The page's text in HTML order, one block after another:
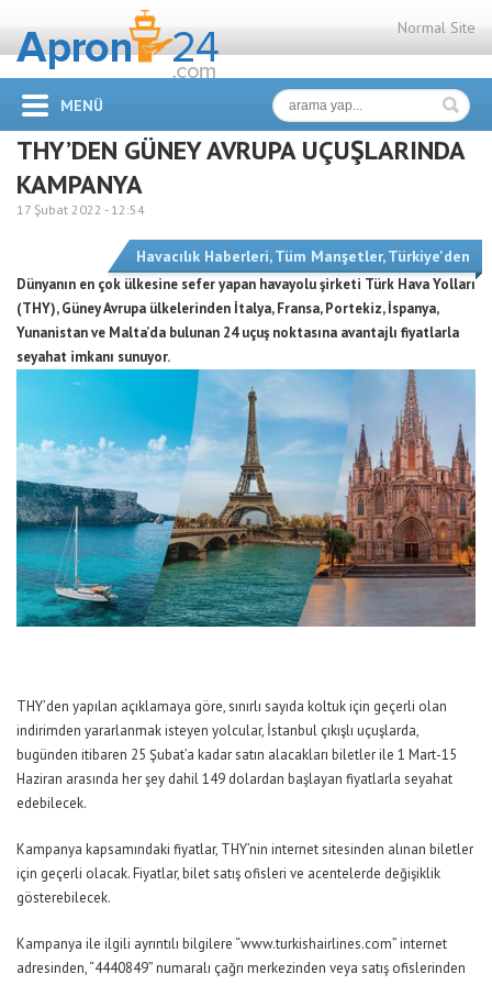
Normal Site
MENÜ
THY’DEN GÜNEY AVRUPA UÇUŞLARINDA
KAMPANYA
17 Şubat 2022 - 12:54
Havacılık Haberleri,Tüm Manşetler,Türkiye'den
Dünyanın en çok ülkesine sefer yapan havayolu şirketi Türk Hava Yolları
(THY), Güney Avrupa ülkelerinden İtalya, Fransa, Portekiz, İspanya,
Yunanistan ve Malta’da bulunan 24 uçuş noktasına avantajlı fiyatlarla
seyahat imkanı sunuyor.
THY’den yapılan açıklamaya göre, sınırlı sayıda koltuk için geçerli olan
indirimden yararlanmak isteyen yolcular, İstanbul çıkışlı uçuşlarda,
bugünden itibaren 25 Şubat’a kadar satın alacakları biletler ile 1 Mart-15
Haziran arasında her şey dahil 149 dolardan başlayan fiyatlarla seyahat
edebilecek.
Kampanya kapsamındaki fiyatlar, THY’nin internet sitesinden alınan biletler
için geçerli olacak. Fiyatlar, bilet satış ofisleri ve acentelerde değişiklik
gösterebilecek.
Kampanya ile ilgili ayrıntılı bilgilere “www.turkishairlines.com” internet
adresinden, “4440849” numaralı çağrı merkezinden veya satış ofislerinden